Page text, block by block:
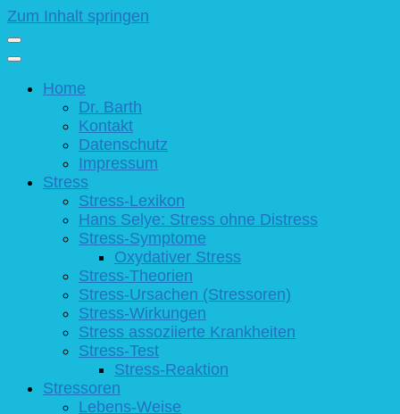
Zum Inhalt springen
Home
Dr. Barth
Kontakt
Datenschutz
Impressum
Stress
Stress-Lexikon
Hans Selye: Stress ohne Distress
Stress-Symptome
Oxydativer Stress
Stress-Theorien
Stress-Ursachen (Stressoren)
Stress-Wirkungen
Stress assoziierte Krankheiten
Stress-Test
Stress-Reaktion
Stressoren
Lebens-Weise